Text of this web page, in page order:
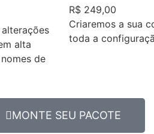
alta
de
R$ 249,00
Criaremos a sua
toda a
MONTE SEU PACOTE